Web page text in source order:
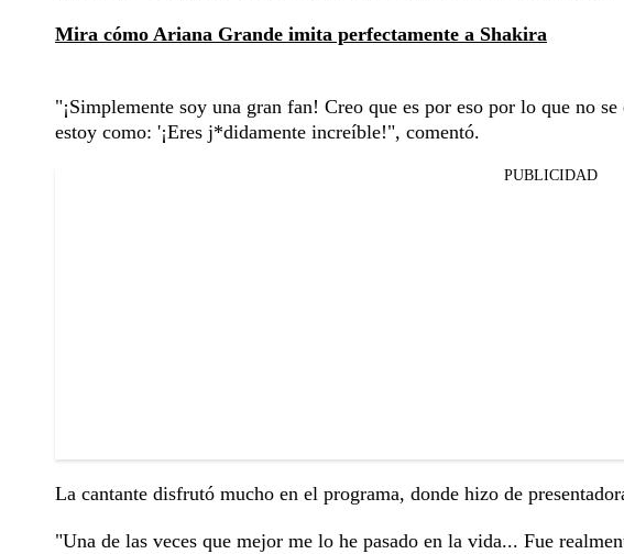
Mira cómo Ariana Grande imita perfectamente a Shakira
"¡Simplemente soy una gran fan! Creo que es por eso por lo que no
estoy como: '¡Eres j*didamente increíble!", comentó.
PUBLICIDAD
La cantante disfrutó mucho en el programa, donde hizo de
"Una de las veces que mejor me lo he pasado en la vida... Fue